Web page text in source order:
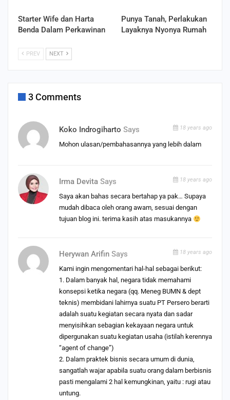
Starter Wife dan Harta
Benda Dalam Perkawinan
Punya Tanah, Perlakukan
Layaknya Nyonya Rumah
PREV NEXT
3 Comments
Koko Indrogiharto Says 18 years ago
Mohon ulasan/pembahasannya yang lebih dalam
Irma Devita Says 18 years ago
Saya akan bahas secara bertahap ya pak… Supaya
mudah dibaca oleh orang awam, sesuai dengan
tujuan blog ini. terima kasih atas masukannya
Herywan Arifin Says 18 years ago
Kami ingin mengomentari hal-hal sebagai berikut:
1. Dalam banyak hal, negara tidak memahami
konsepsi ketika negara (qq. Meneg BUMN & dept
teknis) membidani lahirnya suatu PT Persero berarti
adalah suatu kegiatan secara nyata dan sadar
menyisihkan sebagian kekayaan negara untuk
dipergunakan suatu kegiatan usaha (istilah kerennya
“agent of change”)
2. Dalam praktek bisnis secara umum di dunia,
sangatlah wajar apabila suatu orang dalam berbisnis
pasti mengalami 2 hal kemungkinan, yaitu : rugi atau
untung.